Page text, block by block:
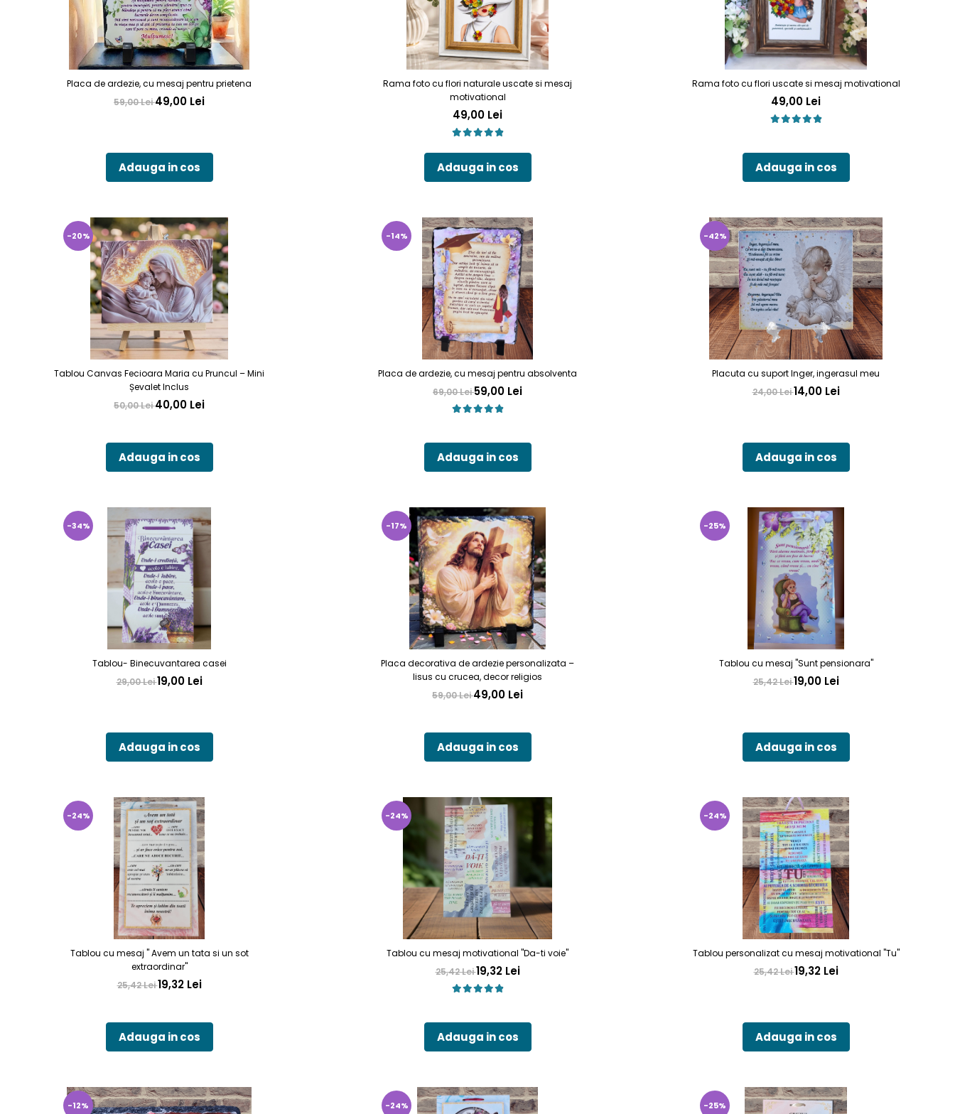
Placa de ardezie, cu mesaj pentru prietena
59,00 Lei49,00 Lei
Adauga in cos
Rama foto cu flori naturale uscate si mesaj
motivational
49,00 Lei
Adauga in cos
Rama foto cu flori uscate si mesaj motivational
49,00 Lei
Adauga in cos
-20%
Tablou Canvas Fecioara Maria cu Pruncul – Mini
Șevalet Inclus
50,00 Lei40,00 Lei
Adauga in cos
-14%
Placa de ardezie, cu mesaj pentru absolventa
69,00 Lei59,00 Lei
Adauga in cos
-42%
Placuta cu suport Inger, ingerasul meu
24,00 Lei14,00 Lei
Adauga in cos
-34%
Tablou- Binecuvantarea casei
29,00 Lei19,00 Lei
Adauga in cos
-17%
Placa decorativa de ardezie personalizata –
Iisus cu crucea, decor religios
59,00 Lei49,00 Lei
Adauga in cos
-25%
Tablou cu mesaj "Sunt pensionara"
25,42 Lei19,00 Lei
Adauga in cos
-24%
Tablou cu mesaj " Avem un tata si un sot
extraordinar"
25,42 Lei19,32 Lei
Adauga in cos
-24%
Tablou cu mesaj motivational "Da-ti voie"
25,42 Lei19,32 Lei
Adauga in cos
-24%
Tablou personalizat cu mesaj motivational "Tu"
25,42 Lei19,32 Lei
Adauga in cos
-12% -24% -25%